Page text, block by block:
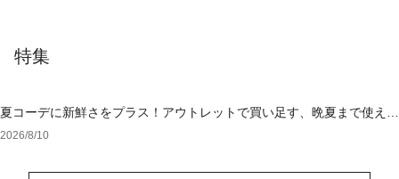
特集
夏コーデに新鮮さをプラス！アウトレットで買い足す、晩夏まで使える
アイテム
2026/8/10